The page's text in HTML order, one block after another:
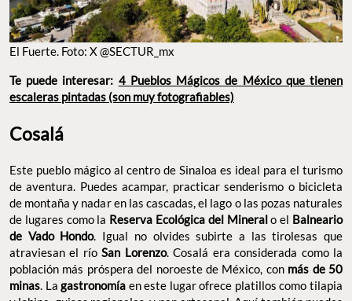
EL FUERTE. FOTO: X @SECTUR_MX
Te puede interesar: 4 Pueblos Mágicos de México que tienen
escaleras pintadas (son muy fotografiables)
Cosalá
Este pueblo mágico al centro de Sinaloa es ideal para el turismo
de aventura. Puedes acampar, practicar senderismo o bicicleta
de montaña y nadar en las cascadas, el lago o las pozas naturales
de lugares como laReserva Ecológica del Mineral o elBalneario
de Vado Hondo . Igual no olvides subirte a las tirolesas que
atraviesan el ríoSan Lorenzo. Cosalá era considerada como la
población más próspera del noroeste de México, conmás de 50